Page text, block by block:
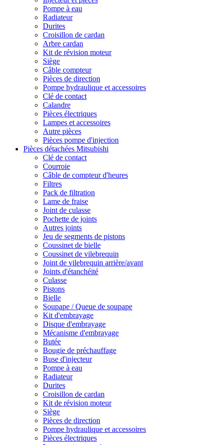
Pompe à eau
Radiateur
Durites
Croisillon de cardan
Arbre cardan
Kit de révision moteur
Siège
Câble compteur
Pièces de direction
Pompe hydraulique et accessoires
Clé de contact
Calandre
Pièces électriques
Lampes et accessoires
Autre pièces
Pièces pompe d'injection
Pièces détachées Mitsubishi
Clé de contact
Courroie
Câble de compteur d'heures
Filtres
Pack de filtration
Lame de fraise
Joint de culasse
Pochette de joints
Autres joints
Jeu de segments de pistons
Coussinet de bielle
Coussinet de vilebrequin
Joint de vilebrequin arrière/avant
Joints d'étanchéité
Culasse
Pistons
Bielle
Soupape / Queue de soupape
Kit d'embrayage
Disque d'embrayage
Mécanisme d'embrayage
Butée
Bougie de préchauffage
Buse d'injecteur
Pompe à eau
Radiateur
Durites
Croisillon de cardan
Kit de révision moteur
Siège
Pièces de direction
Pompe hydraulique et accessoires
Pièces électriques